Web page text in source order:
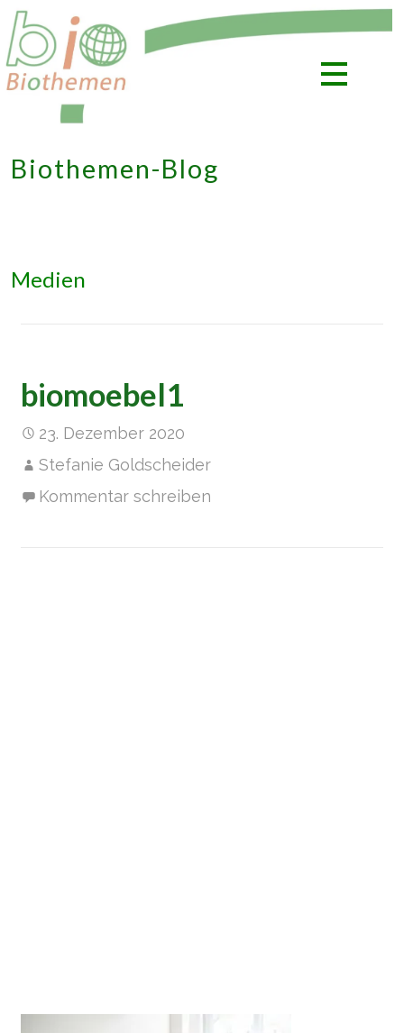
Zum
Inhalt
springen
Biothemen-Blog
Medien
biomoebel1
23. Dezember 2020
Stefanie Goldscheider
Kommentar schreiben